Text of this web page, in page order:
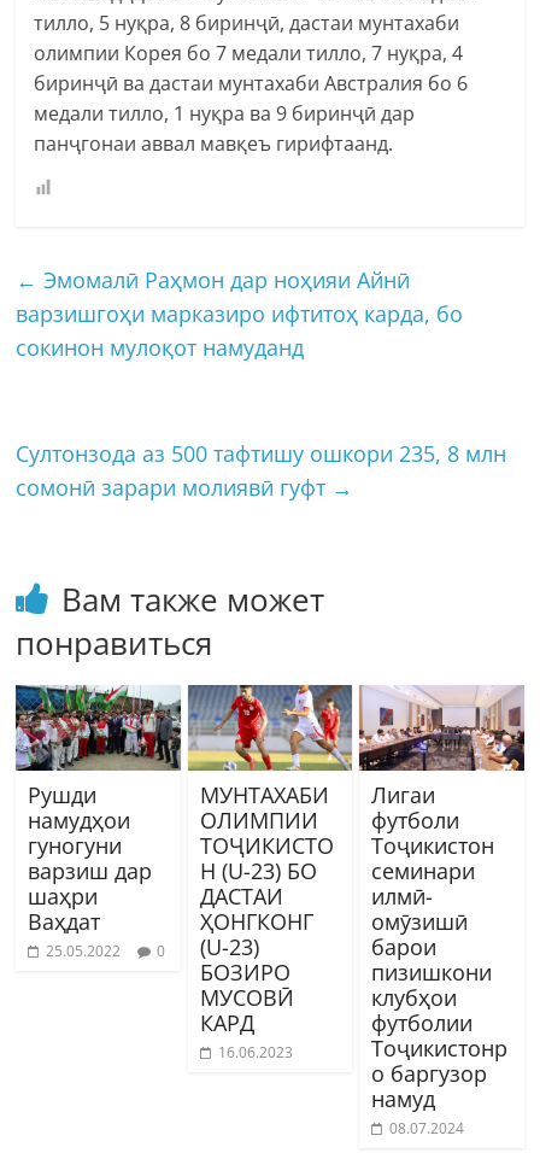
тилло, 5 нуқра, 8 биринҷӣ, дастаи мунтахаби
олимпии Корея бо 7 медали тилло, 7 нуқра, 4
биринҷӣ ва дастаи мунтахаби Австралия бо 6
медали тилло, 1 нуқра ва 9 биринҷӣ дар
панҷгонаи аввал мавқеъ гирифтаанд.
← Эмомалӣ Раҳмон дар ноҳияи Айнӣ
варзишгоҳи марказиро ифтитоҳ карда, бо
сокинон мулоқот намуданд
Султонзода аз 500 тафтишу ошкори 235, 8 млн
сомонӣ зарари молиявӣ гуфт →
Вам также может
понравиться
Рушди
намудҳои
гуногуни
варзиш дар
шаҳри
Ваҳдат
25.05.2022 0
МУНТАХАБИ
ОЛИМПИИ
ТОҶИКИСТО
Н (U-23) БО
ДАСТАИ
ҲОНГКОНГ
(U-23)
БОЗИРО
МУСОВӢ
КАРД
16.06.2023
Лигаи
футболи
Тоҷикистон
семинари
илмӣ-
омӯзишӣ
барои
пизишкони
клубҳои
футболии
Тоҷикистонр
о баргузор
намуд
08.07.2024